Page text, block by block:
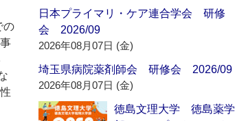
の
日本プライマリ・ケア連合学会 研修
会 2026/09
2026年08月07日 (金)
埼玉県病院薬剤師会 研修会 2026/09
2026年08月07日 (金)
徳島文理大学 徳島薬学